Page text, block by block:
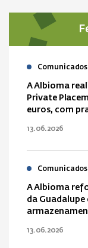
A Albioma
Private
euros, com
13.06.2026
A Albioma
da
13.06.2026